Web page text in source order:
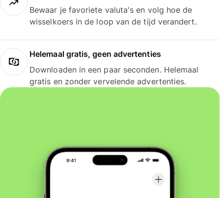
Bewaar je favoriete valuta's en volg hoe de
wisselkoers in de loop van de tijd verandert.
Helemaal gratis, geen advertenties
Downloaden in een paar seconden. Helemaal
gratis en zonder vervelende advertenties.